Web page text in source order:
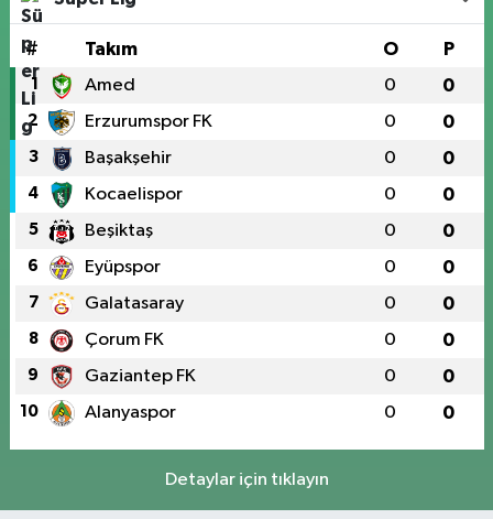
# Takım O P
1 Amed 0 0
2 Erzurumspor FK 0 0
3 Başakşehir 0 0
4 Kocaelispor 0 0
5 Beşiktaş 0 0
6 Eyüpspor 0 0
7 Galatasaray 0 0
8 Çorum FK 0 0
9 Gaziantep FK 0 0
10 Alanyaspor 0 0
Detaylar için tıklayın